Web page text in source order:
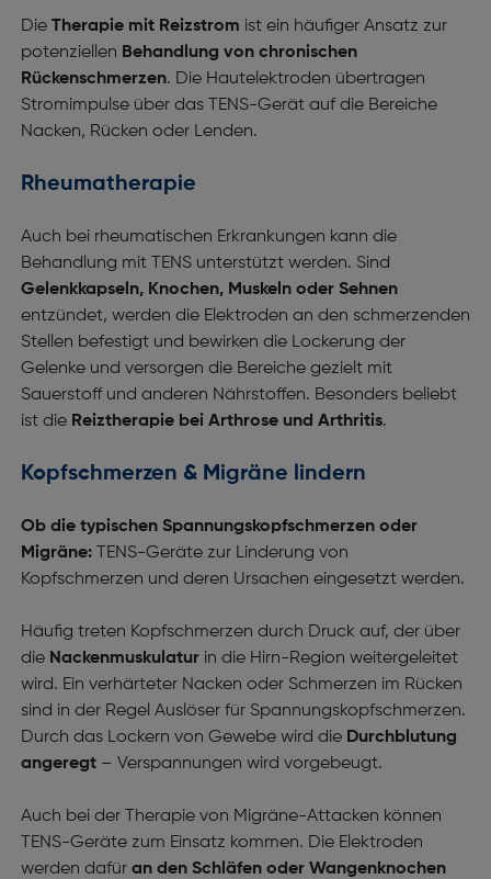
Die Therapie mit Reizstrom ist ein häufiger Ansatz zur
potenziellen Behandlung von chronischen
Rückenschmerzen. Die Hautelektroden übertragen
Stromimpulse über das TENS-Gerät auf die Bereiche
Nacken, Rücken oder Lenden.
Rheumatherapie
Auch bei rheumatischen Erkrankungen kann die
Behandlung mit TENS unterstützt werden. Sind
Gelenkkapseln, Knochen, Muskeln oder Sehnen
entzündet, werden die Elektroden an den schmerzenden
Stellen befestigt und bewirken die Lockerung der
Gelenke und versorgen die Bereiche gezielt mit
Sauerstoff und anderen Nährstoffen. Besonders beliebt
ist die Reiztherapie bei Arthrose und Arthritis.
Kopfschmerzen & Migräne lindern
Ob die typischen Spannungskopfschmerzen oder
Migräne:TENS-Geräte zur Linderung von
Kopfschmerzen und deren Ursachen eingesetzt werden.
Häufig treten Kopfschmerzen durch Druck auf, der über
die Nackenmuskulaturin die Hirn-Region weitergeleitet
wird. Ein verhärteter Nacken oder Schmerzen im Rücken
sind in der Regel Auslöser für Spannungskopfschmerzen.
Durch das Lockern von Gewebe wird die Durchblutung
angeregt– Verspannungen wird vorgebeugt.
Auch bei der Therapie von Migräne-Attacken können
TENS-Geräte zum Einsatz kommen. Die Elektroden
werden dafür an den Schläfen oder Wangenknochen